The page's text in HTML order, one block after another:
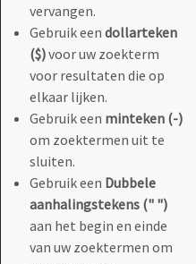
vervangen.
Gebruik een dollarteken
($)voor uw zoekterm
voor resultaten die op
elkaar lijken.
Gebruik een minteken (-)
om zoektermen uit te
sluiten.
Gebruik een Dubbele
aanhalingstekens (" ")
aan het begin en einde
van uw zoektermen om